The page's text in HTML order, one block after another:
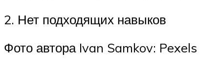
2. Нет подходящих навыков
Фото автора Ivan Samkov: Pexels